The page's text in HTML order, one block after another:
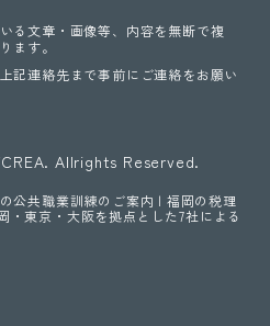
公共職業訓練のご案内 | 福岡の税理
東京・大阪を拠点とした7社による
る文章・画像等、内容を無断で複
ます。
記連絡先まで事前にご連絡をお願い
Allrights Reserved.